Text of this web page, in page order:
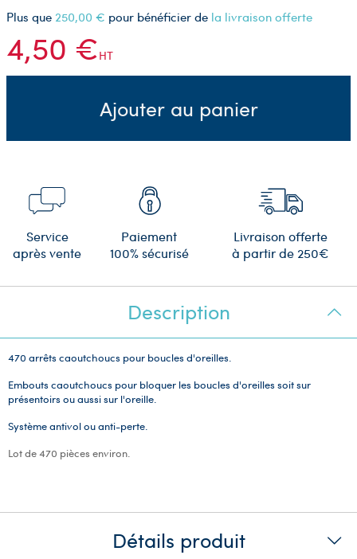
Plus que 250,00 € pour bénéficier de la livraison offerte
4,50 €HT
Ajouter au panier
Service
après vente
Paiement
100% sécurisé
Livraison offerte
à partir de 250€
Description
470 arrêts caoutchoucs pour boucles d'oreilles.
Embouts caoutchoucs pour bloquer les boucles d'oreilles soit sur
présentoirs ou aussi sur l'oreille.
Système antivol ou anti-perte.
Lot de 470 pièces environ.
Détails produit